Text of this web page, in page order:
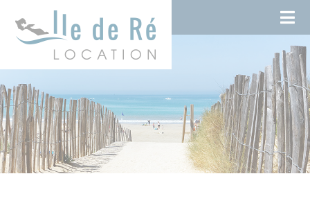
content
Cookies management panel